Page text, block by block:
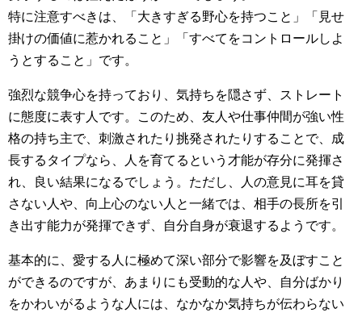
特に注意すべきは、「大きすぎる野心を持つこと」「見せ
掛けの価値に惹かれること」「すべてをコントロールしよ
うとすること」です。
強烈な競争心を持っており、気持ちを隠さず、ストレート
に態度に表す人です。このため、友人や仕事仲間が強い性
格の持ち主で、刺激されたり挑発されたりすることで、成
長するタイプなら、人を育てるという才能が存分に発揮さ
れ、良い結果になるでしょう。ただし、人の意見に耳を貸
さない人や、向上心のない人と一緒では、相手の長所を引
き出す能力が発揮できず、自分自身が衰退するようです。
基本的に、愛する人に極めて深い部分で影響を及ぼすこと
ができるのですが、あまりにも受動的な人や、自分ばかり
をかわいがるような人には、なかなか気持ちが伝わらない